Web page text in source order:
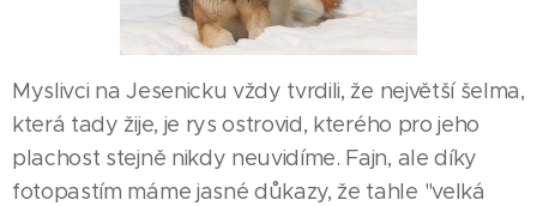
Myslivci na Jesenicku vždy tvrdili, že největší šelma,
která tady žije, je rys ostrovid, kterého pro jeho
plachost stejně nikdy neuvidíme. Fajn, ale díky
fotopastím máme jasné důkazy, že tahle "velká